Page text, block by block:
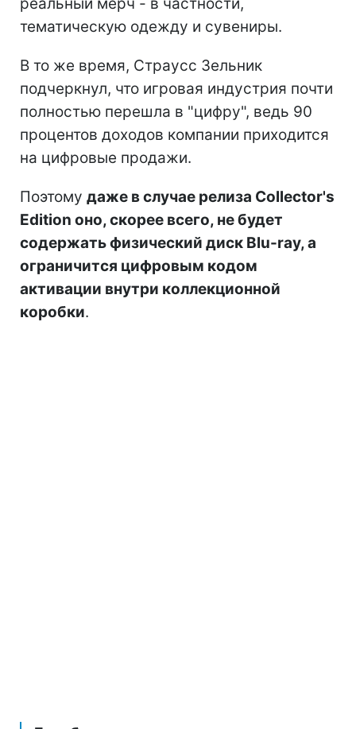
тематическую одежду и сувениры.
В то же время, Страусс Зельник
подчеркнул, что игровая индустрия почти
полностью перешла в "цифру", ведь 90
процентов доходов компании приходится
на цифровые продажи.
Поэтому даже в случае релиза Collector's
Edition оно, скорее всего, не будет
содержать физический диск Blu-ray, а
ограничится цифровым кодом
активации внутри коллекционной
коробки.